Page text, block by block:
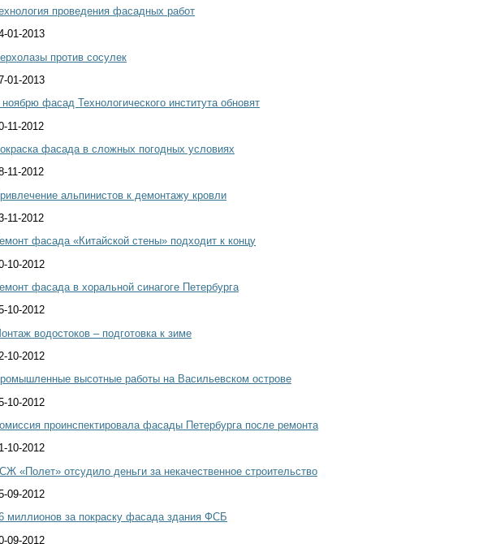
проведения фасадных работ
01-2013
против сосулек
01-2013
ноябрю фасад Технологического института обновят
11-2012
фасада в сложных погодных условиях
11-2012
альпинистов к демонтажу кровли
11-2012
фасада «Китайской стены» подходит к концу
10-2012
фасада в хоральной синагоге Петербурга
10-2012
водостоков – подготовка к зиме
10-2012
высотные работы на Васильевском острове
10-2012
проинспектировала фасады Петербурга после ремонта
10-2012
«Полет» отсудило деньги за некачественное строительство
09-2012
миллионов за покраску фасада здания ФСБ
09-2012